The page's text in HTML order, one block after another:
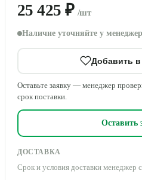
25 425 ₽ /шт
Наличие уточняйте у
Добавить в
Оставьте заявку — менеджер
срок поставки.
Оставить
ДОСТАВКА
Срок и условия доставки менеджер